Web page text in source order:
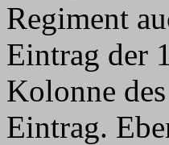
Regiment
Eintrag der
Kolonne
Eintrag.